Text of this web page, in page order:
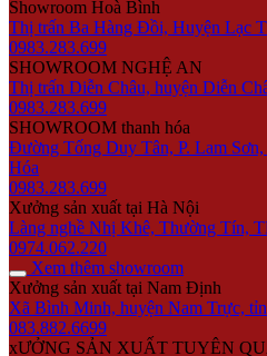
Showroom Hoà Bình
Thị trấn Ba Hàng Đồi, Huyện Lạc
0983.283.699
SHOWROOM NGHỆ AN
Thị trấn Diễn Châu, huyện Diễn
0983.283.699
SHOWROOM thanh hóa
Đường Tống Duy Tân, P. Lam
Hóa
0983.283.699
Xưởng sản xuất tại Hà Nội
Làng nghề Nhị Khê, Thường Tín,
0974.062.220
Xem thêm showroom
Xưởng sản xuất tại Nam Định
Xã Bình Minh, huyện Nam Trực,
083.882.6699
xƯỞNG SẢN XUẤT TUYÊN